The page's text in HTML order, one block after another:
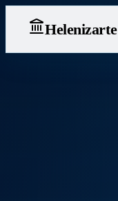
Helenizarte